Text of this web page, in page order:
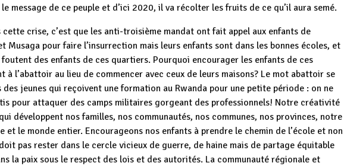
message de ce peuple et d’ici 2020, il va récolter les fruits de ce qu’il aura semé.
cette crise, c’est que les anti-troisième mandat ont fait appel aux enfants de
Musaga pour faire l’insurrection mais leurs enfants sont dans les bonnes écoles, et
foutent des enfants de ces quartiers. Pourquoi encourager les enfants de ces
à l’abattoir au lieu de commencer avec ceux de leurs maisons? Le mot abattoir se
jeunes qui reçoivent une formation au Rwanda pour une petite période : on ne
pour attaquer des camps militaires gorgeant des professionnels! Notre créativité
développent nos familles, nos communautés, nos communes, nos provinces, notre
le monde entier. Encourageons nos enfants à prendre le chemin de l’école et non
pas rester dans le cercle vicieux de guerre, de haine mais de partage équitable
la paix sous le respect des lois et des autorités. La communauté régionale et